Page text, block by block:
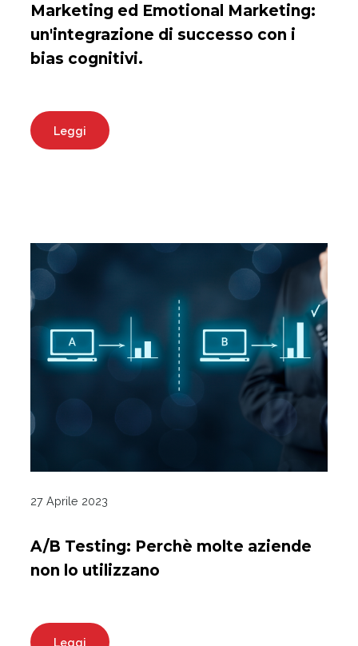
Marketing ed Emotional Marketing:
un'integrazione di successo con i
bias cognitivi.
Leggi
27 Aprile 2023
A/B Testing: Perchè molte aziende
non lo utilizzano
Leggi